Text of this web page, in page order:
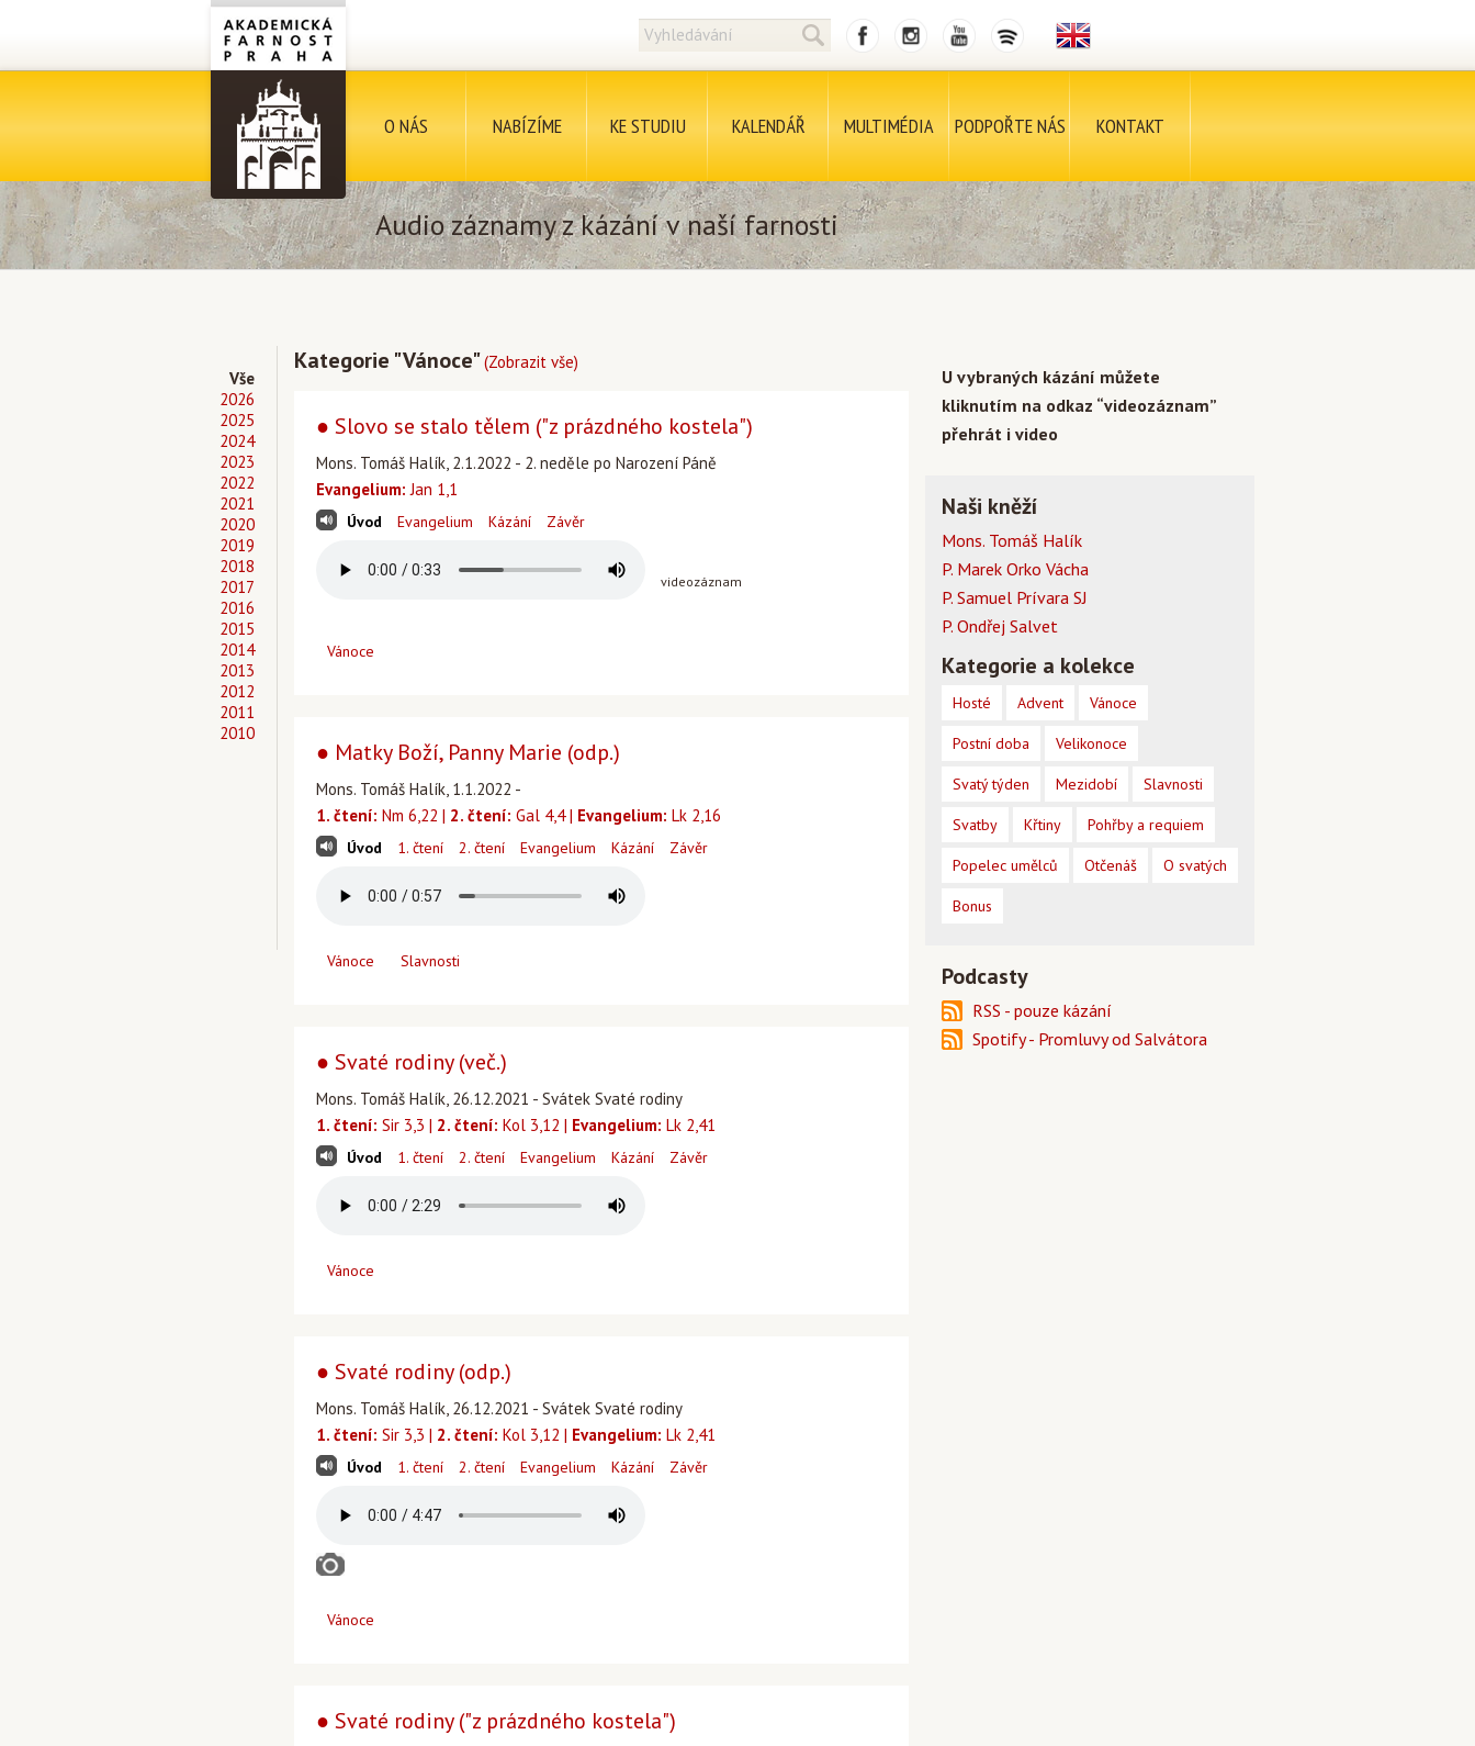
O NÁS NABÍZÍME KE STUDIU KALENDÁŘ MULTIMÉDIA PODPOŘTE NÁS KONTAKT
Audio záznamy z kázání v naší farnosti
Vše
2026
2025
2024
2023
2022
2021
2020
2019
2018
2017
2016
2015
2014
2013
2012
2011
2010
Kategorie "Vánoce"(Zobrazit vše)
● Slovo se stalo tělem ("z prázdného kostela")
Mons. Tomáš Halík, 2.1.2022 - 2. neděle po Narození Páně
Evangelium: Jan 1,1
Úvod Evangelium Kázání Závěr
videozáznam
Vánoce
● Matky Boží, Panny Marie (odp.)
Mons. Tomáš Halík, 1.1.2022 -
1. čtení: Nm 6,22 | 2. čtení: Gal 4,4 | Evangelium: Lk 2,16
Úvod 1. čtení 2. čtení Evangelium Kázání Závěr
Vánoce Slavnosti
● Svaté rodiny (več.)
Mons. Tomáš Halík, 26.12.2021 - Svátek Svaté rodiny
1. čtení: Sir 3,3 | 2. čtení: Kol 3,12 | Evangelium: Lk 2,41
Úvod 1. čtení 2. čtení Evangelium Kázání Závěr
Vánoce
● Svaté rodiny (odp.)
Mons. Tomáš Halík, 26.12.2021 - Svátek Svaté rodiny
1. čtení: Sir 3,3 | 2. čtení: Kol 3,12 | Evangelium: Lk 2,41
Úvod 1. čtení 2. čtení Evangelium Kázání Závěr
Vánoce
● Svaté rodiny ("z prázdného kostela")
U vybraných kázání můžete
kliknutím na odkaz “videozáznam”
přehrát i video
Naši kněží
Mons. Tomáš Halík
P. Marek Orko Vácha
P. Samuel Prívara SJ
P. Ondřej Salvet
Kategorie a kolekce
Hosté Advent Vánoce
Postní doba Velikonoce
Svatý týden Mezidobí Slavnosti
Svatby Křtiny Pohřby a requiem
Popelec umělců Otčenáš O svatých
Bonus
Podcasty
RSS - pouze kázání
Spotify - Promluvy od Salvátora